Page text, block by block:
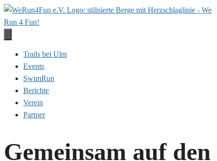
Zum
Inhalt
Trails bei Ulm
Events
SwimRun
Berichte
Verein
Partner
Gemeinsam auf den